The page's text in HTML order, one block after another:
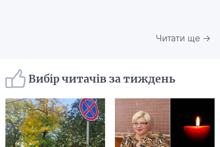
Читати ще →
Вибір читачів за тиждень